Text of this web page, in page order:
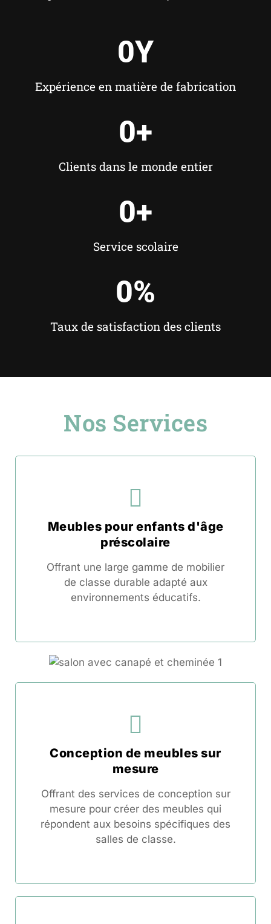
Expérience en matière de fabrication
0Y
Clients dans le monde entier
0+
Service scolaire
0+
Taux de satisfaction des clients
0%
Nos Services
Meubles pour enfants d'âge
préscolaire
Offrant une large gamme de mobilier
de classe durable adapté aux
environnements éducatifs.
Conception de meubles sur
mesure
Offrant des services de conception sur
mesure pour créer des meubles qui
répondent aux besoins spécifiques des
salles de classe.